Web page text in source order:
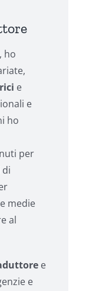
ho
e
e
ho
per
di
medie
al
e
e